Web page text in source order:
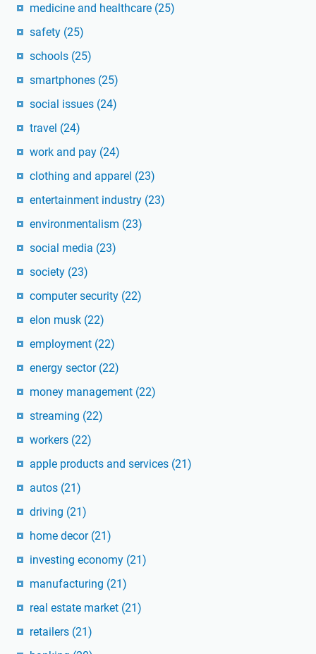
medicine and healthcare (25)
safety (25)
schools (25)
smartphones (25)
social issues (24)
travel (24)
work and pay (24)
clothing and apparel (23)
entertainment industry (23)
environmentalism (23)
social media (23)
society (23)
computer security (22)
elon musk (22)
employment (22)
energy sector (22)
money management (22)
streaming (22)
workers (22)
apple products and services (21)
autos (21)
driving (21)
home decor (21)
investing economy (21)
manufacturing (21)
real estate market (21)
retailers (21)